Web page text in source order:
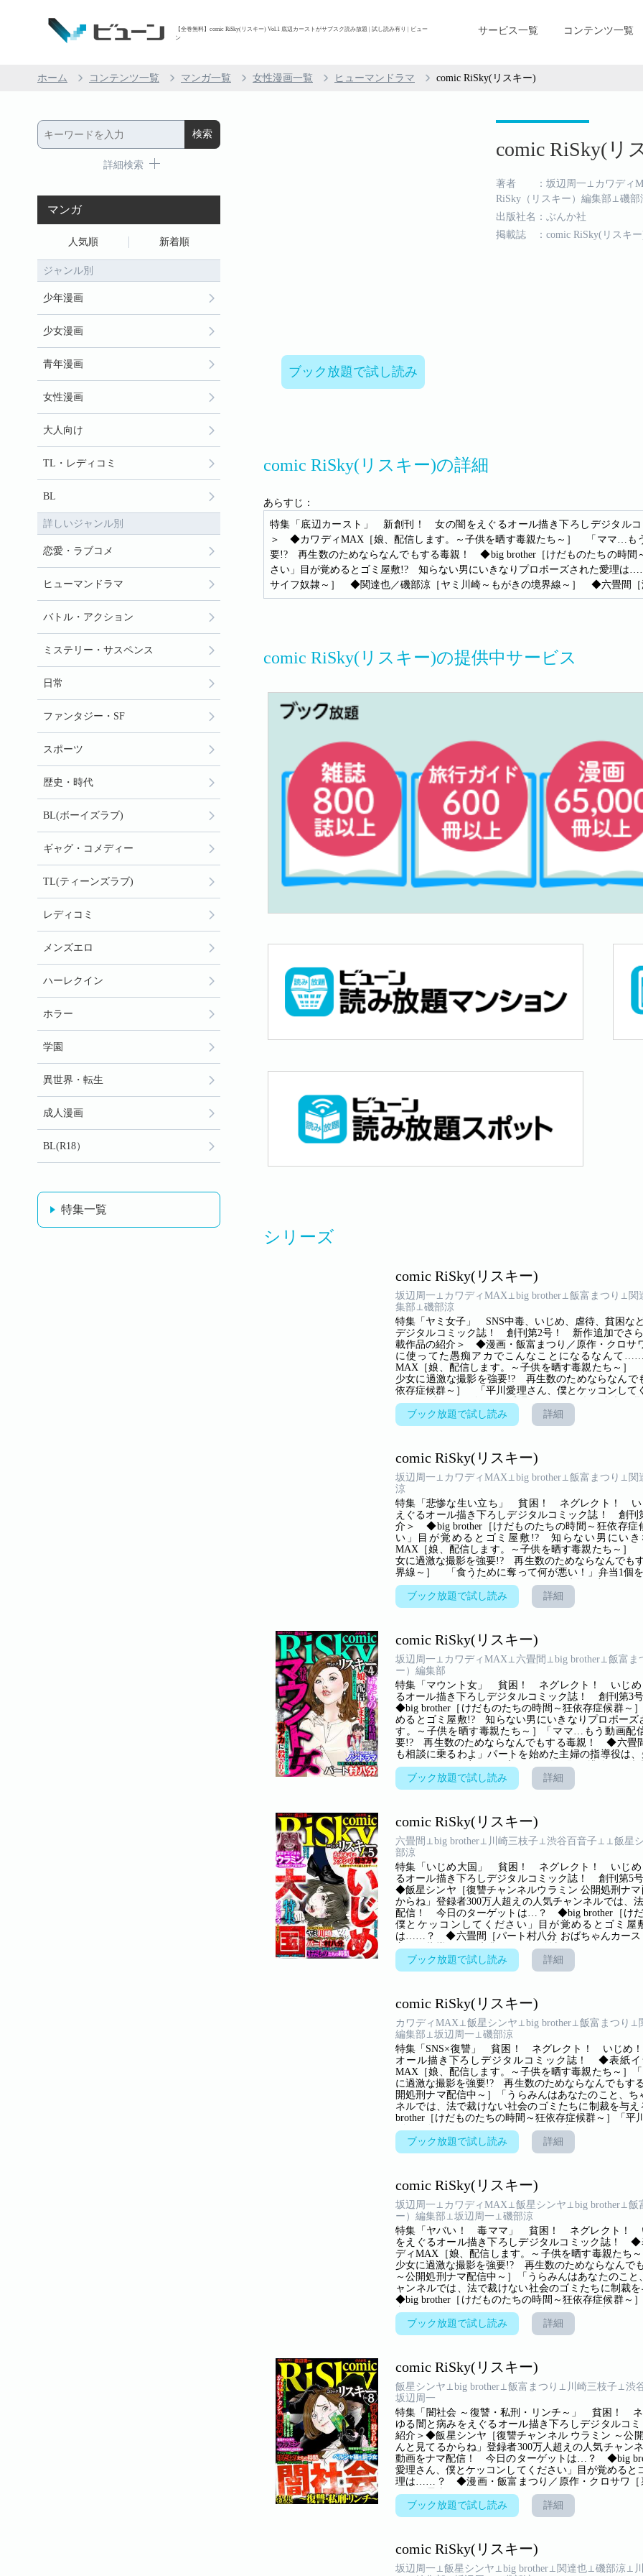
【全巻無料】comic RiSky(リスキー) Vol.1 底辺カーストがサブスク読み放題 | 試し読み有り | ビュー
ン
サービス一覧 コンテンツ一覧
ホーム コンテンツ一覧 マンガ一覧 女性漫画一覧 ヒューマンドラマ comic RiSky(リスキー)
ブック放題で試し読み
comic RiSky(リ
著者 ：坂辺周一⊥カワディ
RiSky（リスキー）編集部⊥磯部
出版社名：ぶんか社
掲載誌 ：comic RiSky(リスキ
comic RiSky(リスキー)の詳細
あらすじ：
特集「底辺カースト」 新創刊！ 女の闇をえぐるオール描き下ろしデジタ
＞ ◆カワディMAX［娘、配信します。～子供を晒す毒親たち～］ 「ママ…も
要!? 再生数のためならなんでもする毒親！ ◆big brother［けだものたちの時間
さい」目が覚めるとゴミ屋敷!? 知らない男にいきなりプロポーズされた愛理
サイフ奴隷～］ ◆関達也／磯部涼［ヤミ川崎～もがきの境界線～］ ◆六畳間［
comic RiSky(リスキー)の提供中サービス
シリーズ
comic RiSky(リスキー)
坂辺周一⊥カワディMAX⊥big brother⊥飯富まつり⊥
集部⊥磯部涼
特集「ヤミ女子」 SNS中毒、いじめ、虐待、貧困
デジタルコミック誌！ 創刊第2号！ 新作追加で
載作品の紹介＞ ◆漫画・飯富まつり／原作・クロサ
に使ってた愚痴アカでこんなことになるなん
MAX［娘、配信します。～子供を晒す毒親たち～
少女に過激な撮影を強要!? 再生数のためならなん
依存症候群～］ 「平川愛理さん、僕とケッコンし
きなりプロポーズされた愛理は……？ ◆関達也／
「食うために奪って何が悪い！」 弁当1個を得
――！ 現代“川崎”に在る闇！ ◆六畳間［港区港南
ブック放題で試し読み 詳細
comic RiSky(リスキー)
坂辺周一⊥カワディMAX⊥big brother⊥飯富まつり⊥
涼
特集「悲惨な生い立ち」 貧困！ ネグレクト！
えぐるオール描き下ろしデジタルコミック誌！ 創
介＞ ◆big brother［けだものたちの時間～狂依存
い」目が覚めるとゴミ屋敷!? 知らない男に
MAX［娘、配信します。～子供を晒す毒親たち～
女に過激な撮影を強要!? 再生数のためならなんで
界線～］ 「食うために奪って何が悪い！」弁当1個
し――！ 現代“川崎”に在る闇！ ◆渋谷百音子［か
「パパと食事するだけで、ン万円ゲット！」おいし
実は危険な罠が……！ ◆六畳間［港区港南タワマン
ブック放題で試し読み 詳細
comic RiSky(リスキー)
坂辺周一⊥カワディMAX⊥六畳間⊥big brother⊥飯富
ー）編集部
特集「マウント女」 貧困！ ネグレクト！ いじ
るオール描き下ろしデジタルコミック誌！ 創刊第
◆big brother［けだものたちの時間～狂依存症候群～
めるとゴミ屋敷!? 知らない男にいきなりプロポ
す。～子供を晒す毒親たち～］「ママ…もう動画
要!? 再生数のためならなんでもする毒親！ ◆六畳
も相談に乗るわよ」パートを始めた主婦の指導役は
ていたところ、実は気に入らない人は即・排除の、
り／原作・クロサワ［裏アカに殺される～SNS中毒
るなんて……!!」SNS依存女が一瞬で身の破滅!? ◆川
ブック放題で試し読み 詳細
comic RiSky(リスキー)
六畳間⊥big brother⊥川崎三枝子⊥渋谷百音子⊥⊥飯星
部涼
特集「いじめ大国」 貧困！ ネグレクト！ いじ
るオール描き下ろしデジタルコミック誌！ 創刊第
◆飯星シンヤ［復讐チャンネルウラミン 公開処刑ナ
からね」登録者300万人超えの人気チャンネルでは、
配信！ 今日のターゲットは…？ ◆big brother［けだ
僕とケッコンしてください」目が覚めるとゴミ
は……？ ◆六畳間［パート村八分 おばちゃんカース
主婦の指導役は、先輩パート、結城（ゆうき）さん
は即・排除の、勝手ボスの正体が徐々に明らかに
「食うために奪って何が悪い！」弁当1個を得るた
人とのつき合いで相席ラウンジにいっても、深
は……！ ◆川崎三枝子［ノン・ドラマ］ひょんなこ
女子大生の行く末は…？
ブック放題で試し読み 詳細
comic RiSky(リスキー)
カワディMAX⊥飯星シンヤ⊥big brother⊥飯富まつり
編集部⊥坂辺周一⊥磯部涼
特集「SNS×復讐」 貧困！ ネグレクト！ いじめ
オール描き下ろしデジタルコミック誌！ ◆表紙
MAX［娘、配信します。～子供を晒す毒親たち～
に過激な撮影を強要!? 再生数のためならなんでも
開処刑ナマ配信中～］「うらみんはあなたのこと、
ネルでは、法で裁けない社会のゴミたちに制裁を
brother［けだものたちの時間～狂依存症候群～］「
ゴミ屋敷!? 知らない男にいきなりプロポーズさ
［裏アカに殺される～SNS中毒の女たち～］「気
SNS依存女が一瞬で身の破滅!? ◆関達也／磯部涼［
指導役は、先輩パート、結城（ゆうき）さん。頼も
排除の、勝手ボスの正体が徐々に明らかに…!?
ブック放題で試し読み 詳細
comic RiSky(リスキー)
坂辺周一⊥カワディMAX⊥飯星シンヤ⊥big brother⊥
ー）編集部⊥坂辺周一⊥磯部涼
特集「ヤバい！ 毒ママ」 貧困！ ネグレクト！
をえぐるオール描き下ろしデジタルコミック誌！
ディMAX［娘、配信します。～子供を晒す毒親た
少女に過激な撮影を強要!? 再生数のためならなん
～公開処刑ナマ配信中～］「うらみんはあなたのこ
ャンネルでは、法で裁けない社会のゴミたちに制
◆big brother［けだものたちの時間～狂依存症候群
覚めるとゴミ屋敷!? 知らない男にいきなりプロポ
ロサワ［裏アカに殺される～SNS中毒の女たち～
て……!!」SNS依存女が一瞬で身の破滅!? ◆関達也／
ブック放題で試し読み 詳細
comic RiSky(リスキー)
飯星シンヤ⊥big brother⊥飯富まつり⊥川崎三枝子⊥渋
坂辺周一
特集「闇社会 ～復讐・私刑・リンチ～」 貧困
ゆる闇と病みをえぐるオール描き下ろしデジタル
紹介＞◆飯星シンヤ［復讐チャンネル ウラミン ～公
んと見てるからね」登録者300万人超えの人気チャン
動画をナマ配信！ 今日のターゲットは…？ ◆big
愛理さん、僕とケッコンしてください」目が覚める
理は……？ ◆漫画・飯富まつり／原作・クロサワ［
ってた愚痴アカでこんなことになるなんて……!!」
アタシの稼ぎ方 ～相席不倫～］「そんな作り置き食
自分を苦しめる夫の自分勝手な振る舞いに耐えてい
ブック放題で試し読み 詳細
comic RiSky(リスキー)
坂辺周一⊥飯星シンヤ⊥big brother⊥関達也⊥磯部涼⊥
詳細検索
マンガ
人気順 新着順
ジャンル別
少年漫画
少女漫画
青年漫画
女性漫画
大人向け
TL・レディコミ
BL
詳しいジャンル別
恋愛・ラブコメ
ヒューマンドラマ
バトル・アクション
ミステリー・サスペンス
日常
ファンタジー・SF
スポーツ
歴史・時代
BL(ボーイズラブ)
ギャグ・コメディー
TL(ティーンズラブ)
レディコミ
メンズエロ
ハーレクイン
ホラー
学園
異世界・転生
成人漫画
BL(R18）
特集一覧